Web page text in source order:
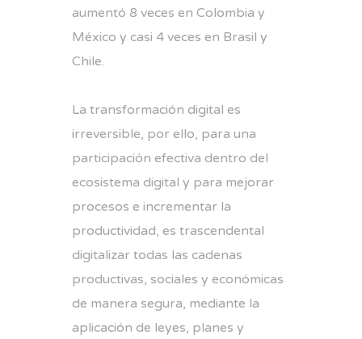
aumentó 8 veces en Colombia y
México y casi 4 veces en Brasil y
Chile.
La transformación digital es
irreversible, por ello, para una
participación efectiva dentro del
ecosistema digital y para mejorar
procesos e incrementar la
productividad, es trascendental
digitalizar todas las cadenas
productivas, sociales y económicas
de manera segura, mediante la
aplicación de leyes, planes y